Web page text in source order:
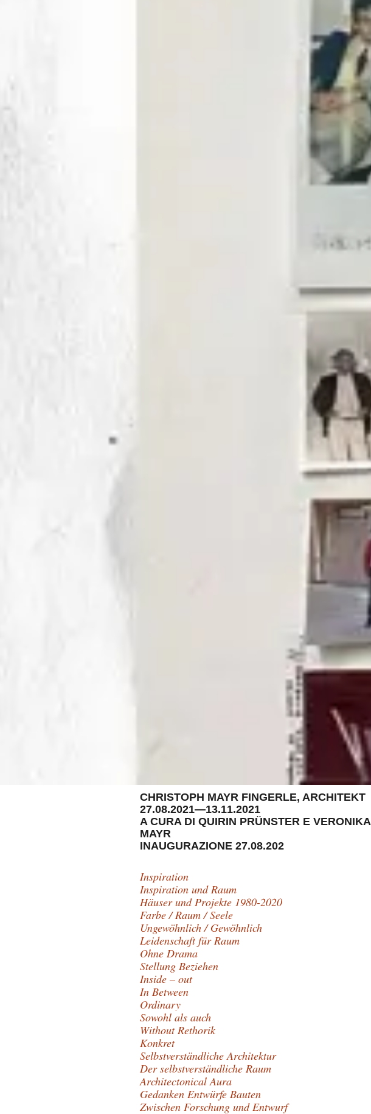
CHRISTOPH MAYR FINGERLE, ARCHITEKT
27.08.2021—13.11.2021
A CURA DI QUIRIN PRÜNSTER E VERONIKA
MAYR
INAUGURAZIONE 27.08.202
Inspiration
Inspiration und Raum
Häuser und Projekte 1980-2020
Farbe / Raum / Seele
Ungewöhnlich / Gewöhnlich
Leidenschaft für Raum
Ohne Drama
Stellung Beziehen
Inside – out
In Between
Ordinary
Sowohl als auch
Without Rethorik
Konkret
Selbstverständliche Architektur
Der selbstverständliche Raum
Architectonical Aura
Gedanken Entwürfe Bauten
Zwischen Forschung und Entwurf